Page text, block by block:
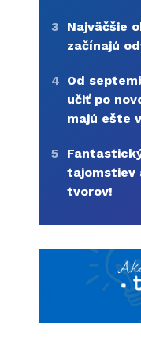
3
Najväčšie
začínajú
4 Od
učiť po
majú ešte
5
tajomstiev
tvorov!